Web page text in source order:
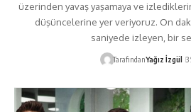
üzerinden yavaş yaşamaya ve
düşüncelerine yer veriyoruz. On
saniyede izleyen, bir
TarafındanYağız İzgül